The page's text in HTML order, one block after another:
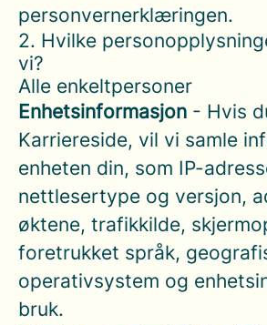
personvernerklæringen.
2. Hvilke
vi?
Alle enkeltpersoner
Enhetsinformasjon - Hvis
Karriereside, vil vi samle
enheten din, som IP-
nettlesertype og versjon,
øktene, trafikkilde,
foretrukket språk,
operativsystem og
bruk.